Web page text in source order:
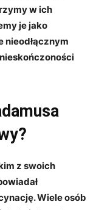
w ich
je jako
nieodłącznym
z swoich
Wiele osób